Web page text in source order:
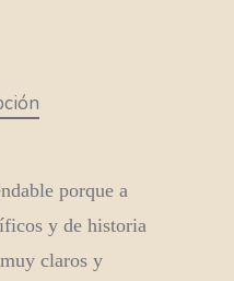
porque a
y de historia
claros y